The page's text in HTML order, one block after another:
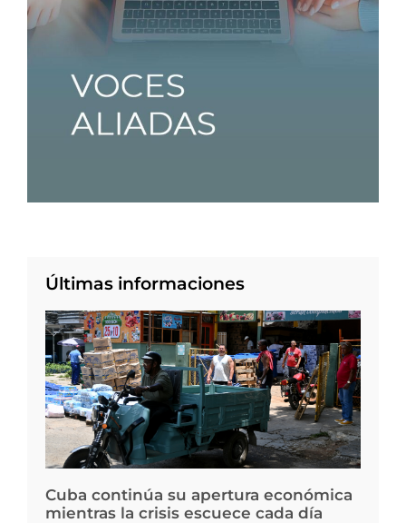
Últimas informaciones
Cuba continúa su apertura económica
mientras la crisis escuece cada día